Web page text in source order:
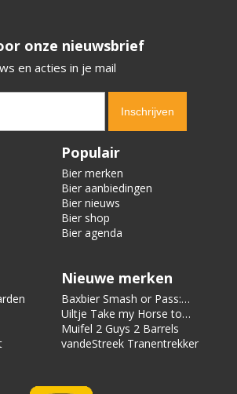
onze nieuwsbrief
en acties in je mail
Populair
Bier merken
Bier aanbiedingen
Bier nieuws
Bier shop
Bier agenda
Nieuwe merken
Baxbier Smash or Pass:
Strata
Uiltje Take my Horse to
the Hotel Room
Muifel 2 Guys 2 Barrels
vandeStreek Tranentrekker